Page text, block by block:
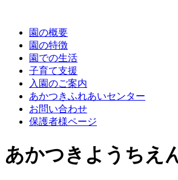
園の概要
園の特徴
園での生活
子育て支援
入園のご案内
あかつきふれあいセンター
お問い合わせ
保護者様ページ
あかつきようちえ